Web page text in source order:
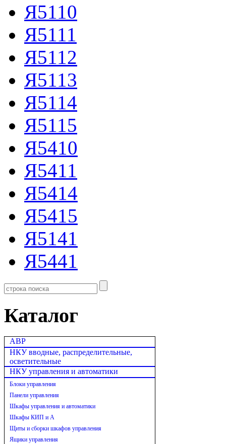
Я5110
Я5111
Я5112
Я5113
Я5114
Я5115
Я5410
Я5411
Я5414
Я5415
Я5141
Я5441
Каталог
АВР
НКУ вводные, распределительные,
осветительные
НКУ управления и автоматики
Блоки управления
Панели управления
Шкафы управления и автоматики
Шкафы КИП и А
Щиты и сборки шкафов управления
Ящики управления